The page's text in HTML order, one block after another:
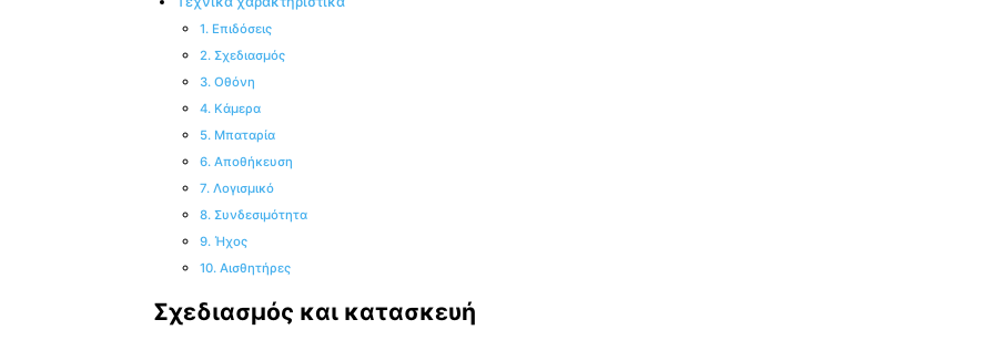
1. Επιδόσεις
2. Σχεδιασμός
3. Οθόνη
4. Κάμερα
5. Μπαταρία
6. Αποθήκευση
7. Λογισμικό
8. Συνδεσιμότητα
9. Ήχος
10. Αισθητήρες
Σχεδιασμός και κατασκευή